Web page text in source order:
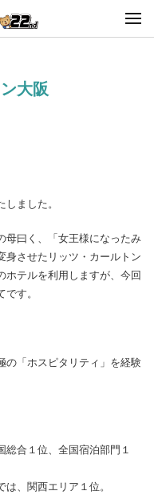
大阪
しました。
母曰く、「女王様になったみ
身させたリッツ・カールトン
ホテルを利用しますが、今回
す。
の「ホスピタリティ」を経験
合１位、全国宿泊部門１
は、関西エリア１位。